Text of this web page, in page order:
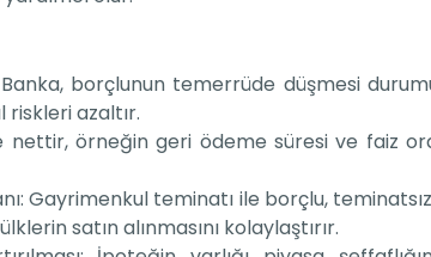
borçlunun temerrüde düşmesi
azaltır.
nettir, örneğin geri ödeme süresi ve faiz
Gayrimenkul teminatı ile borçlu,
satın alınmasını kolaylaştırır.